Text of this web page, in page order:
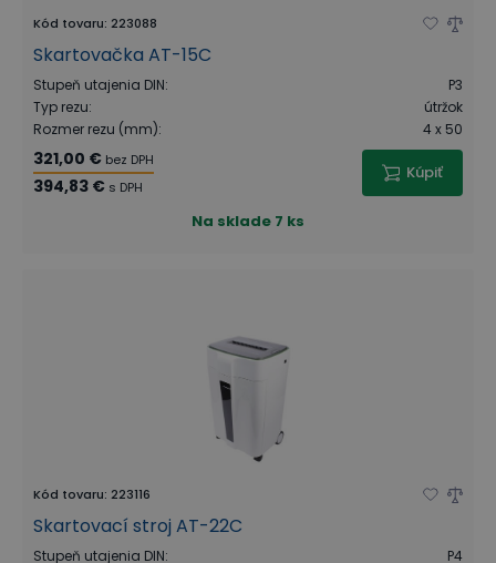
Kód tovaru: 223088
Skartovačka AT-15C
Stupeň utajenia DIN:
P3
Typ rezu:
útržok
Rozmer rezu (mm): 4 x 50
321,00 € bez DPH
394,83 € s DPH
Kúpiť
Na sklade 7 ks
Kód tovaru: 223116
Skartovací stroj AT-22C
Stupeň utajenia DIN:
P4